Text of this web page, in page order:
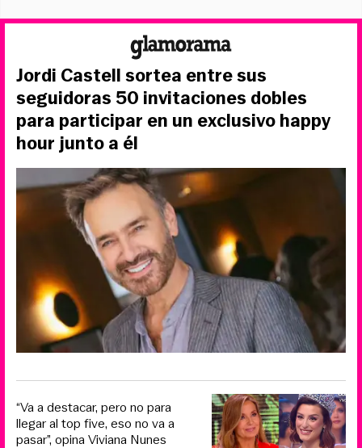
Jordi Castell sortea entre sus
seguidoras 50 invitaciones dobles
para participar en un exclusivo happy
hour junto a él
“Va a destacar, pero no para
llegar al top five, eso no va a
pasar”, opina Viviana Nunes